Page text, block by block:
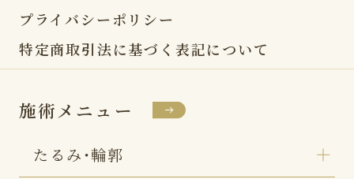
プライバシーポリシー
特定商取引法に基づく表記について
施術メニュー
たるみ・輪郭